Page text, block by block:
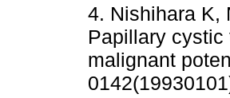
4. Nishihara K,
Papillary cystic
malignant